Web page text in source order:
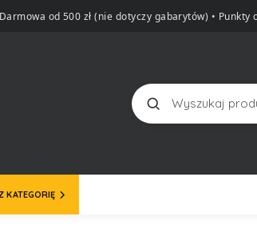
od 500 zł (nie dotyczy gabarytów) • Punkty
Szukaj
KATEGORIĘ